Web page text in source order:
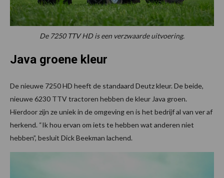
De 7250 TTV HD is een verzwaarde uitvoering.
Java groene kleur
De nieuwe 7250 HD heeft de standaard Deutz kleur. De beide,
nieuwe 6230 TTV tractoren hebben de kleur Java groen.
Hierdoor zijn ze uniek in de omgeving en is het bedrijf al van ver af
herkend. “Ik hou ervan om iets te hebben wat anderen niet
hebben”, besluit Dick Beekman lachend.